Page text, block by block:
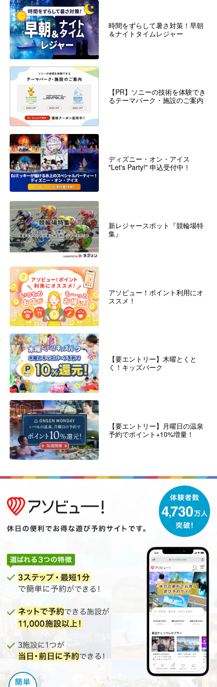
時間をずらして暑さ対策！早朝
＆ナイトタイムレジャー
【PR】ソニーの技術を体験でき
るテーマパーク・施設のご案内
ディズニー・オン・アイス
"Let's Party!" 申込受付中！
新レジャースポット『競輪場特
集』
アソビュー！ポイント利用にオ
ススメ！
【要エントリー】木曜とくと
く！キッズパーク
【要エントリー】月曜日の温泉
予約でポイント+10%増量！